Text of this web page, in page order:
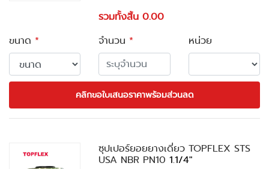
รวมทั้งสิ้น 0.00
ขนาด * จำนวน * หน่วย
คลิกขอใบเสนอราคาพร้อมส่วนลด
ซุปเปอร์ยอยยางเดี่ยว TOPFLEX STS
USA NBR PN101.1/4"